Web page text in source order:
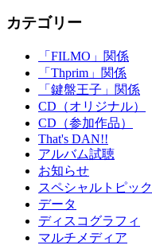
カテゴリー
「FILMO」関係
「Thprim」関係
「鍵盤王子」関係
CD（オリジナル）
CD（参加作品）
That's DAN!!
アルバム試聴
お知らせ
スペシャルトピック
データ
ディスコグラフィ
マルチメディア